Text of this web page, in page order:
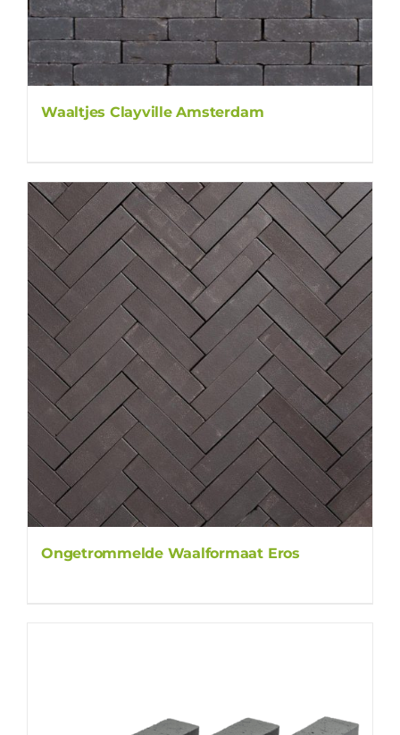
Waaltjes Clayville Amsterdam
Ongetrommelde Waalformaat Eros